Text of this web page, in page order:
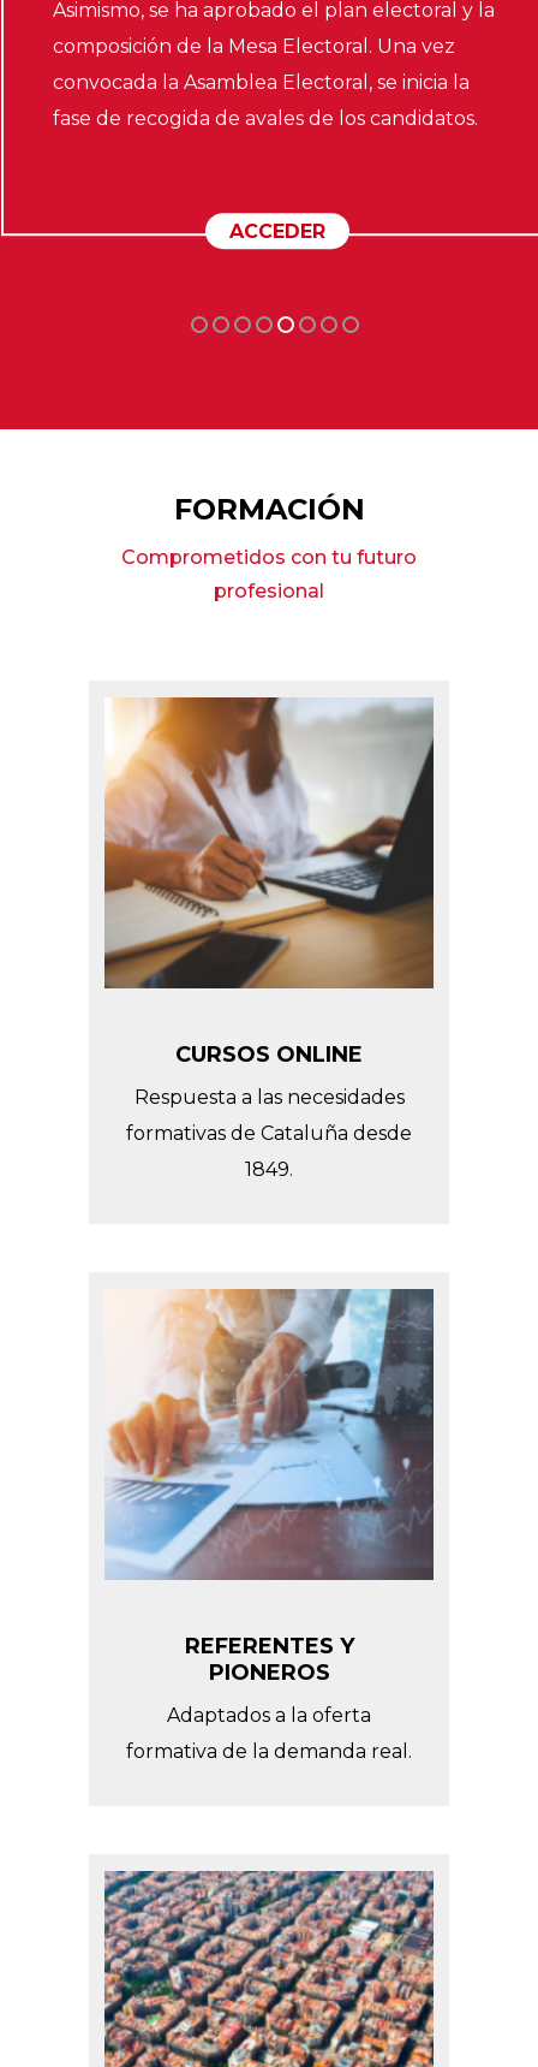
Asimismo, se ha aprobado el plan electoral y la
composición de la Mesa Electoral. Una vez
convocada la Asamblea Electoral, se inicia la
fase de recogida de avales de los candidatos.
ACCEDER
FORMACIÓN
Comprometidos con tu futuro
profesional
CURSOS ONLINE
Respuesta a las necesidades
formativas de Cataluña desde
1849.
REFERENTES Y
PIONEROS
Adaptados a la oferta
formativa de la demanda real.